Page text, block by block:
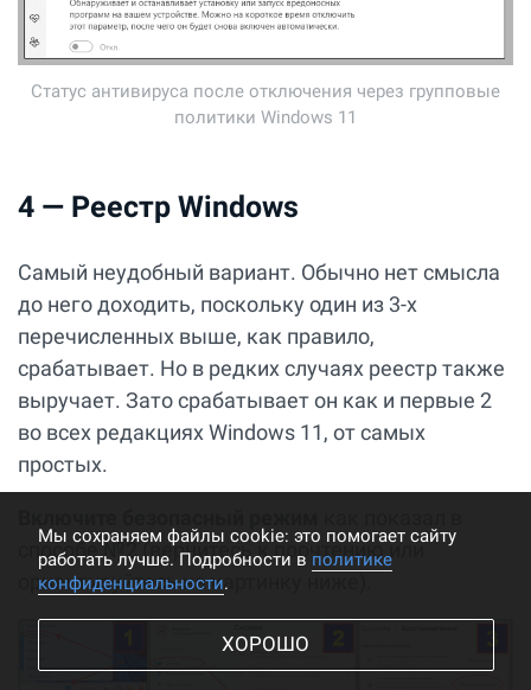
Статус антивируса после отключения через групповые
политики Windows 11
4 — Реестр Windows
Самый неудобный вариант. Обычно нет смысла
до него доходить, поскольку один из 3-х
перечисленных выше, как правило,
срабатывает. Но в редких случаях реестр также
выручает. Зато срабатывает он как и первые 2
во всех редакциях Windows 11, от самых
простых.
способе №2 (вернитесь к прочтению или
ориентируйтесь на картинку ниже).
Мы cохраняем файлы cookie: это помогает сайту
работать лучше. Подробности в политике
конфиденциальности.
ХОРОШО